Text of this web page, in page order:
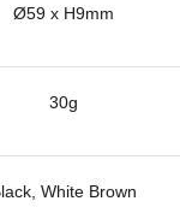
Ø59 x H9mm
30g
White Brown